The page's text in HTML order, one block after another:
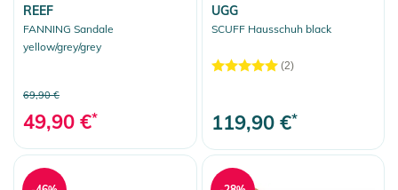
REEF
FANNING Sandale
yellow/grey/grey
69,90 €
49,90 €*
UGG
SCUFF Hausschuh black
(2)
119,90 €*